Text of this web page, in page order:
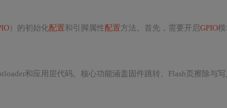
）的初始化配置和引脚属性配置方法。首先，需要开启GPIO模
和应用层代码。核心功能涵盖固件跳转、Flash页擦除与写